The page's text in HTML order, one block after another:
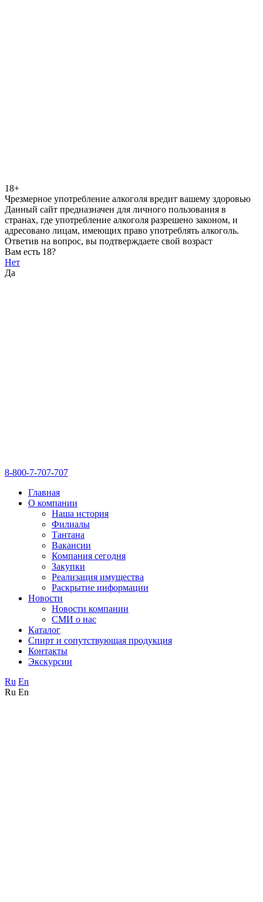
18+
Чрезмерное употребление алкоголя вредит вашему здоровью
Данный сайт предназначен для личного пользования в
странах, где употребление алкоголя разрешено законом, и
адресовано лицам, имеющих право употреблять алкоголь.
Ответив на вопрос, вы подтверждаете свой возраст
Вам есть 18?
Нет
Да
8-800-7-707-707
Главная
О компании
Наша история
Филиалы
Тантана
Вакансии
Компания сегодня
Закупки
Реализация имущества
Раскрытие информации
Новости
Новости компании
СМИ о нас
Каталог
Спирт и сопутствующая продукция
Контакты
Экскурсии
Ru En
Ru En